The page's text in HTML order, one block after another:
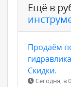
Ещё в
Продаём
Скидки.
Сегодня, в